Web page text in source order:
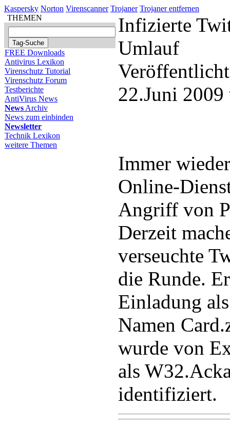
Kaspersky Norton Virenscanner Trojaner Trojaner entfernen
THEMEN
FREE Downloads
Antivirus Lexikon
Virenschutz Tutorial
Virenschutz Forum
Testberichte
AntiVirus News
News Archiv
News zum einbinden
Newsletter
Technik Lexikon
weitere Themen
Infizierte
Umlauf
22.Juni
Immer
Online-
Angriff von
Derzeit
verseuchte
die Runde.
Einladung
Namen
wurde von
als
identifiziert.